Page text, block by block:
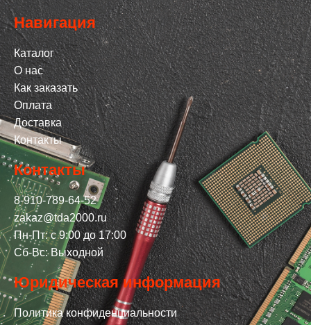
Навигация
Каталог
О нас
Как заказать
Оплата
Доставка
Контакты
Контакты
8-910-789-64-52
zakaz@tda2000.ru
Пн-Пт: с 9:00 до 17:00
Сб-Вс: Выходной
Юридическая информация
Политика конфиденциальности